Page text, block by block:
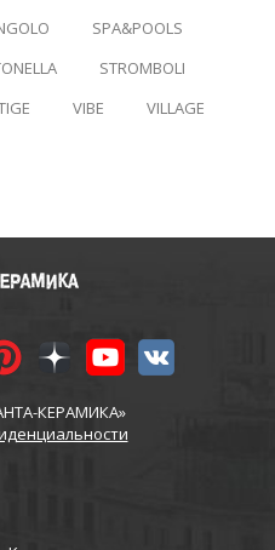
SPA&POOLS
STROMBOLI
VIBE
VILLAGE
КЕРАМИКА»